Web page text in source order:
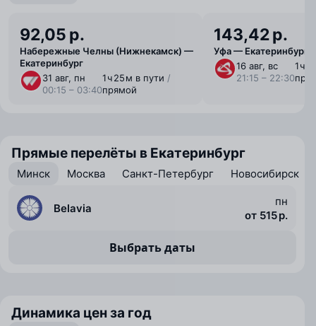
92,05 р.
Набережные Челны (Нижнекамск) —
Екатеринбург
31 авг, пн
00:15 – 03:40
1 ⁠ч 25 ⁠м в пути /
прямой
143,42 р.
Уфа — Екатеринбург
16 авг, вс
21:15 – 22:30
1 ⁠ч
Прямые перелёты в Екатеринбург
Минск Москва Санкт-Петербург Новосибирск
Belavia
пн
от 515 р.
Выбрать даты
Динамика цен за год